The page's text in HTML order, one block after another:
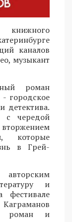
каналов
музыкант
роман
городское
детектива.
с чередой
которые
в Грей-
и
роман и